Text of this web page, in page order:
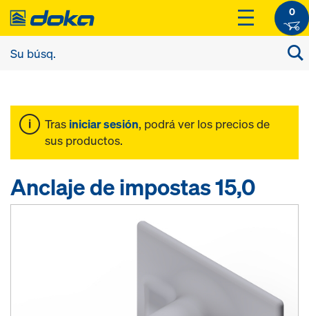
0
Tras iniciar sesión, podrá ver los precios de
sus productos.
Anclaje de impostas 15,0